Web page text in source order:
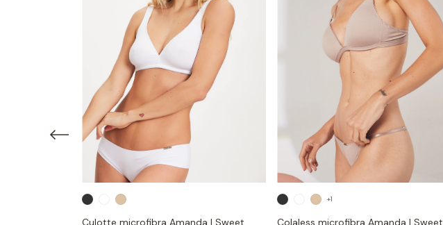
Culotte microfibra Amanda | Sweet
Colaless microfibra Amanda | Sweet
+1